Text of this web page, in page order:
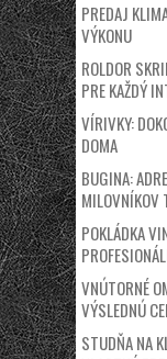
PREDAJ
VÝKONU
ROLDOR
PRE KAŽDÝ
VÍRIVKY:
DOMA
BUGINA:
MILOVNÍKOV
POKLÁDKA
VNÚTORNÉ
VÝSLEDNÚ
STUDŇA NA